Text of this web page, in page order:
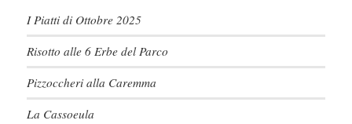
I Piatti di Ottobre 2025
Risotto alle 6 Erbe del Parco
Pizzoccheri alla Caremma
La Cassoeula